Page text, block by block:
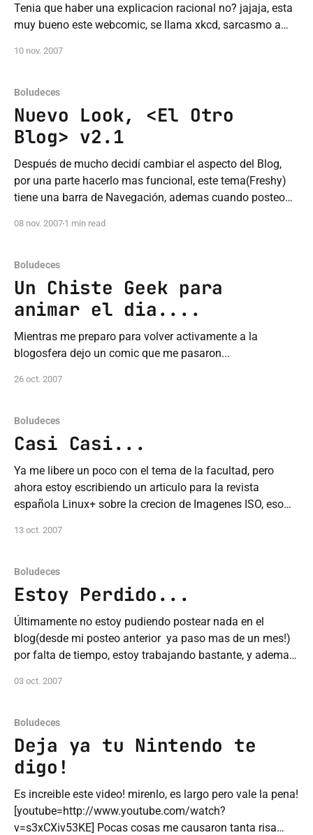
Tenia que haber una explicacion racional no? jajaja, esta
muy bueno este webcomic, se llama xkcd, sarcasmo a
otra parte puedo confirmar esa Teoria! es cierto el
10 nov. 2007
Boludeces
Nuevo Look, <El Otro
Blog> v2.1
Después de mucho decidí cambiar el aspecto del Blog,
por una parte hacerlo mas funcional, este tema(Freshy)
tiene una barra de Navegación, ademas cuando posteo
los números de linea y alguna que otra cosa mas, por el
08 nov. 2007 1 min read
Boludeces
Un Chiste Geek para
animar el dia....
Mientras me preparo para volver activamente a la
blogosfera dejo un comic que me pasaron...
26 oct. 2007
Boludeces
Casi Casi...
Ya me libere un poco con el tema de la facultad, pero
ahora estoy escribiendo un articulo para la revista
española Linux+ sobre la crecion de Imagenes ISO, eso
ajetreo diario, como lo prometi en el posteo anterior... ya
13 oct. 2007
Boludeces
Estoy Perdido...
Últimamente no estoy pudiendo postear nada en el
blog(desde mi posteo anterior ya paso mas de un mes!)
por falta de tiempo, estoy trabajando bastante, y ademas
que entregar, algun que otro juego por hacer, etc.. bueno
03 oct. 2007
Boludeces
Deja ya tu Nintendo te
digo!
Es increible este video! mirenlo, es largo pero vale la pena!
[youtube=http://www.youtube.com/watch?
v=s3xCXiv53KE] Pocas cosas me causaron tanta risa